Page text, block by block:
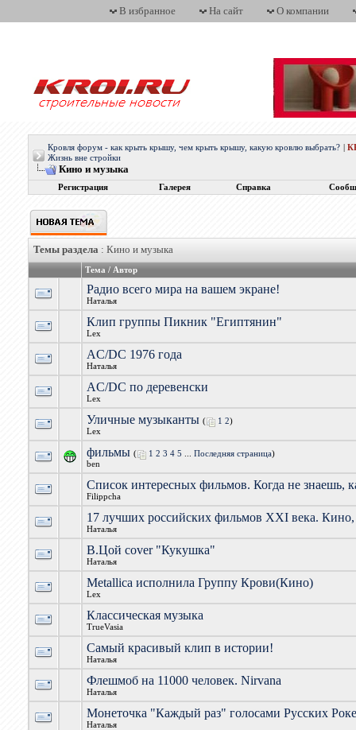
В избранное На сайт О компании
Кровля форум - как крыть крышу, чем крыть крышу, какую кровлю выбрать?
Жизнь вне стройки
Кино и музыка
Регистрация Галерея Справка
Темы раздела: Кино и музыка
Тема / Автор
Радио всего мира на вашем экране!
Наталья
Клип группы Пикник "Египтянин"
Lex
AC/DC 1976 года
Наталья
AC/DC по деревенски
Lex
Уличные музыканты ( 1 2)
Lex
фильмы ( 1 2 3 4 5 Последняя страница)
ben
Список интересных фильмов. Когда не знаешь,
Filippcha
17 лучших российских фильмов XXI века. Кино,
Наталья
В.Цой cover "Кукушка"
Наталья
Metallica исполнила Группу Крови(Кино)
Lex
Классическая музыка
TrueVasia
Cамый красивый клип в истории!
Наталья
Флешмоб на 11000 человек. Nirvana
Наталья
Монеточка "Каждый раз" голосами Русских
Наталья